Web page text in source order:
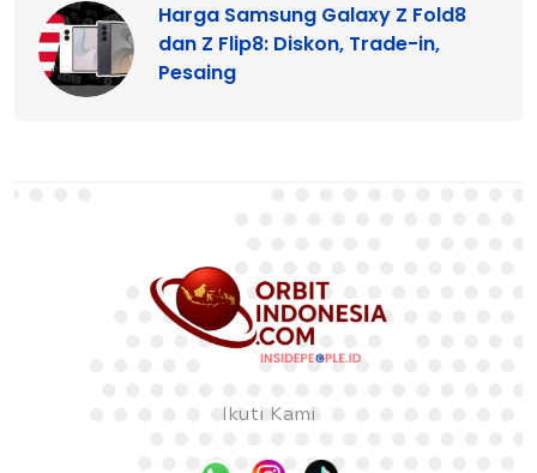
Harga Samsung Galaxy Z Fold8
dan Z Flip8: Diskon, Trade-in,
Pesaing
Ikuti Kami